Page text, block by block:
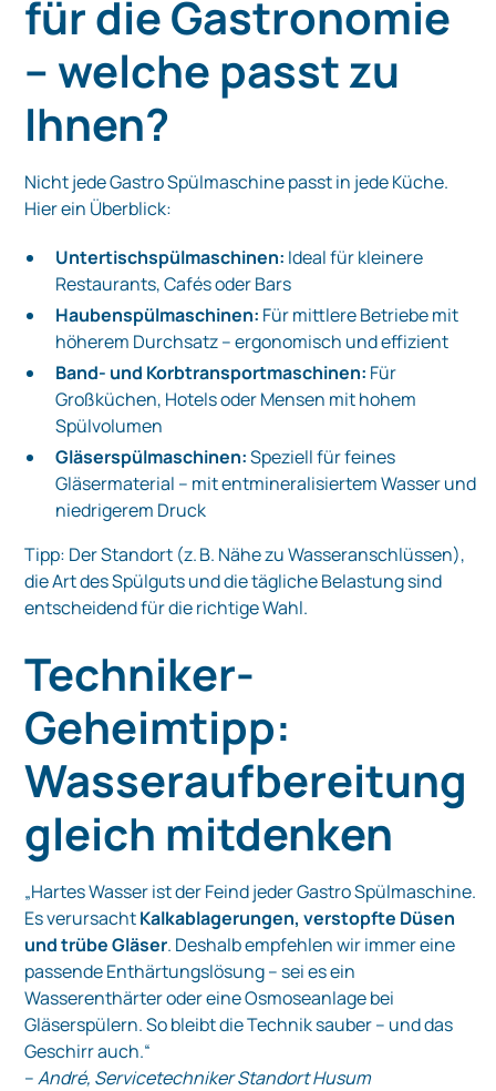
für die Gastronomie
– welche passt zu
Ihnen?
Nicht jede Gastro Spülmaschine passt in jede Küche.
Hier ein Überblick:
Untertischspülmaschinen: Ideal für kleinere
Restaurants, Cafés oder Bars
Haubenspülmaschinen: Für mittlere Betriebe mit
höherem Durchsatz – ergonomisch und effizient
Band- und Korbtransportmaschinen: Für
Großküchen, Hotels oder Mensen mit hohem
Spülvolumen
Gläserspülmaschinen:Speziell für feines
Gläsermaterial – mit entmineralisiertem Wasser und
niedrigerem Druck
Tipp: Der Standort (z. B. Nähe zu Wasseranschlüssen),
die Art des Spülguts und die tägliche Belastung sind
entscheidend für die richtige Wahl.
Techniker-
Geheimtipp:
Wasseraufbereitung
gleich mitdenken
„Hartes Wasser ist der Feind jeder Gastro Spülmaschine.
Es verursachtKalkablagerungen, verstopfte Düsen
und trübe Gläser. Deshalb empfehlen wir immer eine
passende Enthärtungslösung – sei es ein
Wasserenthärter oder eine Osmoseanlage bei
Gläserspülern. So bleibt die Technik sauber – und das
Geschirr auch.“
–André, Servicetechniker Standort Husum